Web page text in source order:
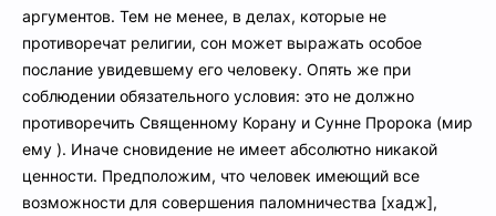
аргументов. Тем не менее, в делах, которые не
противоречат религии, сон может выражать особое
послание увидевшему его человеку. Опять же при
соблюдении обязательного условия: это не должно
противоречить Священному Корану и Сунне Пророка (мир
ему ). Иначе сновидение не имеет абсолютно никакой
ценности. Предположим, что человек имеющий все
возможности для совершения паломничества [хадж],